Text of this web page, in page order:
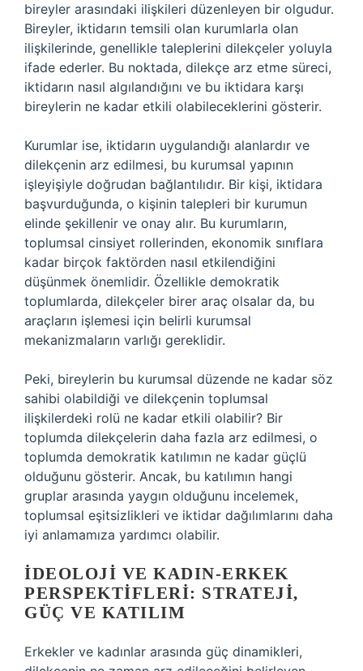
bireyler arasındaki ilişkileri düzenleyen bir olgudur.
Bireyler, iktidarın temsili olan kurumlarla olan
ilişkilerinde, genellikle taleplerini dilekçeler yoluyla
ifade ederler. Bu noktada, dilekçe arz etme süreci,
iktidarın nasıl algılandığını ve bu iktidara karşı
bireylerin ne kadar etkili olabileceklerini gösterir.
Kurumlar ise, iktidarın uygulandığı alanlardır ve
dilekçenin arz edilmesi, bu kurumsal yapının
işleyişiyle doğrudan bağlantılıdır. Bir kişi, iktidara
başvurduğunda, o kişinin talepleri bir kurumun
elinde şekillenir ve onay alır. Bu kurumların,
toplumsal cinsiyet rollerinden, ekonomik sınıflara
kadar birçok faktörden nasıl etkilendiğini
düşünmek önemlidir. Özellikle demokratik
toplumlarda, dilekçeler birer araç olsalar da, bu
araçların işlemesi için belirli kurumsal
mekanizmaların varlığı gereklidir.
Peki, bireylerin bu kurumsal düzende ne kadar söz
sahibi olabildiği ve dilekçenin toplumsal
ilişkilerdeki rolü ne kadar etkili olabilir? Bir
toplumda dilekçelerin daha fazla arz edilmesi, o
toplumda demokratik katılımın ne kadar güçlü
olduğunu gösterir. Ancak, bu katılımın hangi
gruplar arasında yaygın olduğunu incelemek,
toplumsal eşitsizlikleri ve iktidar dağılımlarını daha
iyi anlamamıza yardımcı olabilir.
İDEOLOJI VE KADIN-ERKEK
PERSPEKTIFLERI: STRATEJI,
GÜÇ VE KATILIM
Erkekler ve kadınlar arasında güç dinamikleri,